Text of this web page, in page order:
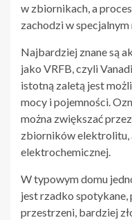
w zbiornikach, a
zachodzi w
Najbardziej znane są
jako VRFB, czyli
istotną zaletą jest
mocy i pojemności.
można zwiększać
zbiorników elektrolitu,
elektrochemicznej.
W typowym domu
jest rzadko spotykane,
przestrzeni, bardziej